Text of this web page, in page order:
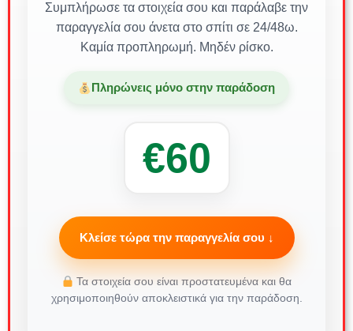
Συμπλήρωσε τα στοιχεία σου και παράλαβε την
παραγγελία σου άνετα στο σπίτι σε 24/48ω.
Καμία προπληρωμή. Μηδέν ρίσκο.
Πληρώνεις μόνο στην παράδοση
€60
Κλείσε τώρα την παραγγελία σου ↓
Τα στοιχεία σου είναι προστατευμένα και θα
χρησιμοποιηθούν αποκλειστικά για την παράδοση.